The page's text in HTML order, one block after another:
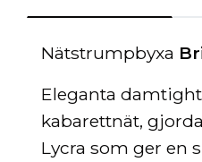
Nätstrumpbyxa
Eleganta
kabarettnät,
Lycra som ger en